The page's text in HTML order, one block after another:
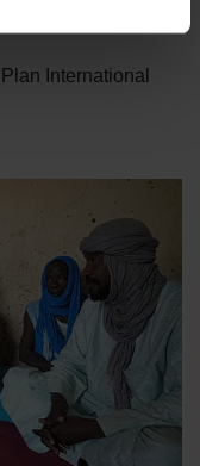
Plan International